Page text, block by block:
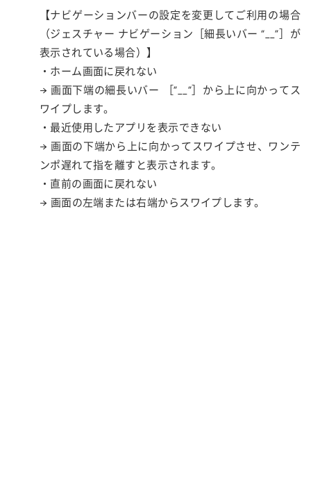
【ナビゲーションバーの設定を変更してご利用の場合
（ジェスチャー ナビゲーション［細長いバー “__”］が
表示されている場合）】
・ホーム画面に戻れない
→ 画面下端の細長いバー ［”__”］から上に向かってス
ワイプします。
・最近使用したアプリを表示できない
→ 画面の下端から上に向かってスワイプさせ、ワンテ
ンポ遅れて指を離すと表示されます。
・直前の画面に戻れない
→ 画面の左端または右端からスワイプします。